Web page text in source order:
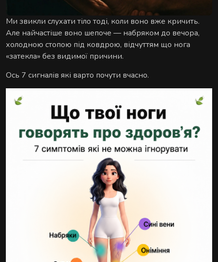
Ми звикли слухати тіло тоді, коли воно вже кричить.
Але найчастіше воно шепоче — набряком до вечора,
холодною стопою під ковдрою, відчуттям що нога
«затекла» без видимої причини.
Ось 7 сигналів які варто почути вчасно.
Сеанс для двох — поруч, синхронно й у комфорті
на вибір.
ЕКСКЛЮЗИВНІ МАСАЖІ
Особливі техніки та формати для глибшого
відновлення.
РИТУАЛИ ВІДНОВЛЕННЯ
Комплексні процедури для глибокого
відновлення тіла та внутрішнього балансу.